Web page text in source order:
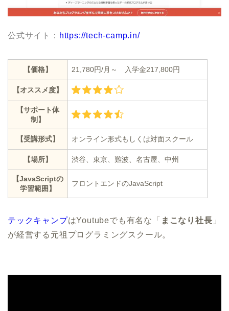
公式サイト： https://tech-camp.in/
【価格】 21,780円/月～ 入学金217,800円
【オススメ度】
【サポート体
制】
【受講形式】 オンライン形式もしくは対面スクール
【場所】 渋谷、東京、難波、名古屋、中州
【JavaScriptの
学習範囲】
フロントエンドのJavaScript
テックキャンプはYoutubeでも有名な「 まこなり社長 」
が経営する元祖プログラミングスクール。